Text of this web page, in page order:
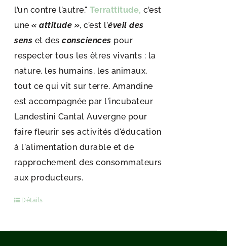
l’un contre l’autre."Terrattitude,c’est
une« attitude », c’est l’éveil des
sens et desconsciences pour
respecter tous les êtres vivants : la
nature, les humains, les animaux,
tout ce qui vit sur terre. Amandine
est accompagnée par l'incubateur
Landestini Cantal Auvergne pour
faire fleurir ses activités d'éducation
à l'alimentation durable et de
rapprochement des consommateurs
aux producteurs.
Détails